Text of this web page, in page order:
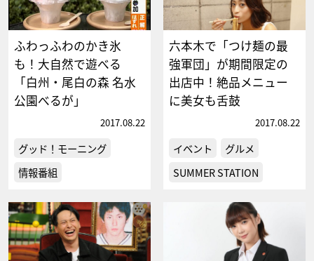
ふわっふわのかき氷
も！大自然で遊べる
「白州・尾白の森 名水
公園べるが」
2017.08.22
グッド！モーニング
情報番組
六本木で「つけ麺の最
強軍団」が期間限定の
出店中！絶品メニュー
に美女も舌鼓
2017.08.22
イベント
グルメ
SUMMER STATION